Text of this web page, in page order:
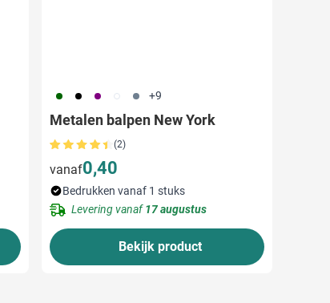
060 001 024 002 003 +9
Metalen balpen New York
(2)
vanaf0,40
Bedrukken vanaf 1 stuks
Levering vanaf17 augustus
Bekijk product